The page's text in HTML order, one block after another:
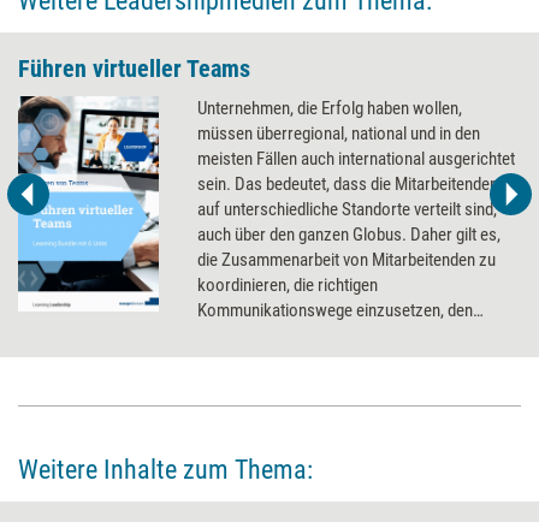
Führen virtueller Teams
Unternehmen, die Erfolg haben wollen,
müssen überregional, national und in den
meisten Fällen auch international ausgerichtet
sein. Das bedeutet, dass die Mitarbeitenden
auf unterschiedliche Standorte verteilt sind,
auch über den ganzen Globus. Daher gilt es,
die Zusammenarbeit von Mitarbeitenden zu
koordinieren, die richtigen
Kommunikationswege einzusetzen, den
einzelnen Teammitglieder im Auge zu
Weitere Inhalte zum Thema: